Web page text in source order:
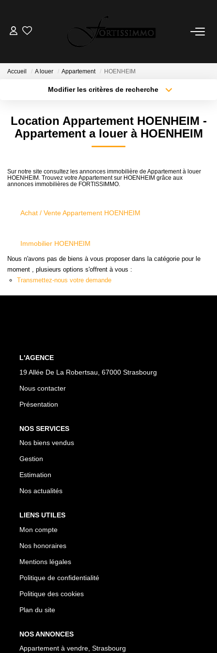
Tous Nos Biens
Ancien
LOCATIONS
Notre Agence
Notre Équipe
Accueil A louer Appartement HOENHEIM
Modifier les critères de recherche
Type de bien
Budget max Plus de critères
Location Appartement HOENHEIM -
Appartement a louer à HOENHEIM
Sur notre site consultez les annonces immobilière de Appartement à louer
HOENHEIM. Trouvez votre Appartement sur HOENHEIM grâce aux
annonces immobilières de FORTISSIMMO.
Achat / Vente Appartement HOENHEIM
Immobilier HOENHEIM
Nous n'avons pas de biens à vous proposer dans la catégorie pour le
moment , plusieurs options s'offrent à vous :
Transmettez-nous votre demande
L'AGENCE
19 Allée De La Robertsau, 67000 Strasbourg
Nous contacter
Présentation
NOS SERVICES
Nos biens vendus
Gestion
Estimation
Nos actualités
LIENS UTILES
Mon compte
Nos honoraires
Mentions légales
Politique de confidentialité
Politique des cookies
Plan du site
NOS ANNONCES
Appartement à vendre, Strasbourg